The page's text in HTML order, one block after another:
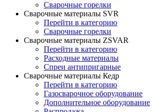
Сварочные горелки
Сварочные материалы SVR
Перейти в категорию
Сварочные горелки
Сварочные материалы ZSVAR
Перейти в категорию
Расходные материалы
Спреи антипригарные
Сварочные материалы Кедр
Перейти в категорию
Газосварочное оборудование
Дополнительное оборудование